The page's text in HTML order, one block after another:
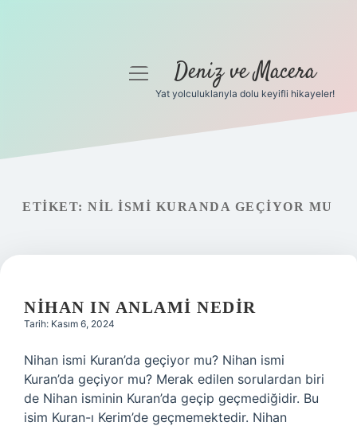
Gizlilik Politikası
menüyüDeniz ve Macera
Yat yolculuklarıyla dolu keyifli hikayeler!
ETIKET: NIL ISMI KURANDA GEÇIYOR MU
NIHAN IN ANLAMI NEDIR
Tarih: Kasım 6, 2024
Nihan ismi Kuran’da geçiyor mu? Nihan ismi
Kuran’da geçiyor mu? Merak edilen sorulardan biri
de Nihan isminin Kuran’da geçip geçmediğidir. Bu
isim Kuran-ı Kerim’de geçmemektedir. Nihan